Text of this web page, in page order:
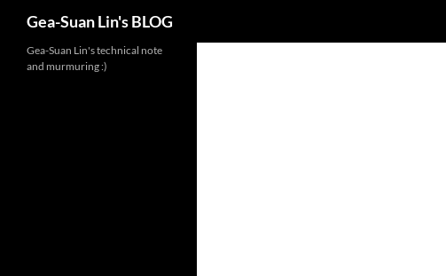
Gea-Suan Lin's BLOG
Gea-Suan Lin's technical note
and murmuring :)